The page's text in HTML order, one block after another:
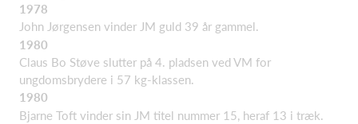
1978
John Jørgensen vinder JM guld 39 år gammel.
1980
Claus Bo Støve slutter på 4. pladsen ved VM for
ungdomsbrydere i 57 kg-klassen.
1980
Bjarne Toft vinder sin JM titel nummer 15, heraf 13 i træk.